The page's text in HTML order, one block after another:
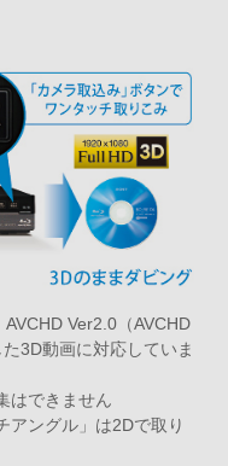
Ver2.0（AVCHD
3D動画に対応していま
はできません
アングル」は2Dで取り